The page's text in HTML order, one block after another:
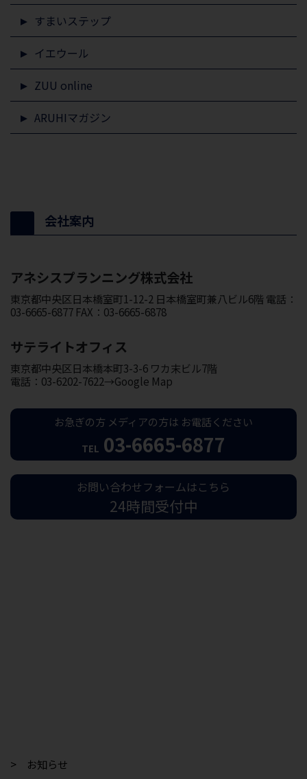
すまいステップ
イエウール
ZUU online
ARUHIマガジン
会社案内
アネシスプランニング株式会社
東京都中央区日本橋室町1-12-2 日本橋室町兼八ビル6階 電話：
03-6665-6877 FAX：03-6665-6878
サテライトオフィス
東京都中央区日本橋本町3-3-6 ワカ末ビル7階
電話：03-6202-7622→Google Map
お急ぎの方 メディアの方は お電話ください
TEL 03-6665-6877
お問い合わせフォームはこちら
24時間受付中
> お知らせ